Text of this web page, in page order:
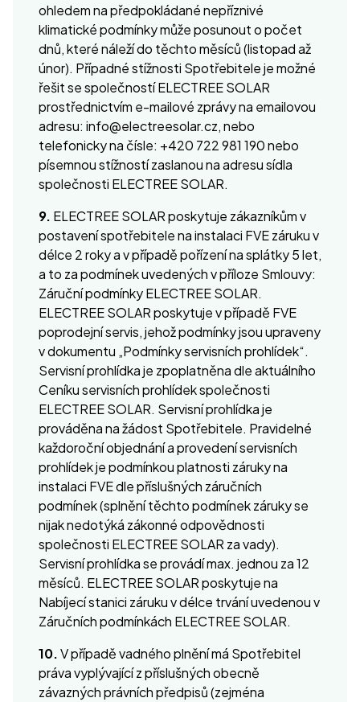
ohledem na předpokládané nepříznivé
klimatické podmínky může posunout o počet
dnů, které náleží do těchto měsíců (listopad až
únor). Případné stížnosti Spotřebitele je možné
řešit se společností ELECTREE SOLAR
prostřednictvím e-mailové zprávy na emailovou
adresu: info@electreesolar.cz, nebo
telefonicky na čísle: +420 722 981 190 nebo
písemnou stížností zaslanou na adresu sídla
společnosti ELECTREE SOLAR.
9. ELECTREE SOLAR poskytuje zákazníkům v
postavení spotřebitele na instalaci FVE záruku v
délce 2 roky a v případě pořízení na splátky 5 let,
a to za podmínek uvedených v příloze Smlouvy:
Záruční podmínky ELECTREE SOLAR.
ELECTREE SOLAR poskytuje v případě FVE
poprodejní servis, jehož podmínky jsou upraveny
v dokumentu „Podmínky servisních prohlídek“.
Servisní prohlídka je zpoplatněna dle aktuálního
Ceníku servisních prohlídek společnosti
ELECTREE SOLAR. Servisní prohlídka je
prováděna na žádost Spotřebitele. Pravidelné
každoroční objednání a provedení servisních
prohlídek je podmínkou platnosti záruky na
instalaci FVE dle příslušných záručních
podmínek (splnění těchto podmínek záruky se
nijak nedotýká zákonné odpovědnosti
společnosti ELECTREE SOLAR za vady).
Servisní prohlídka se provádí max. jednou za 12
měsíců. ELECTREE SOLAR poskytuje na
Nabíjecí stanici záruku v délce trvání uvedenou v
Záručních podmínkách ELECTREE SOLAR.
10.V případě vadného plnění má Spotřebitel
práva vyplývající z příslušných obecně
závazných právních předpisů (zejména